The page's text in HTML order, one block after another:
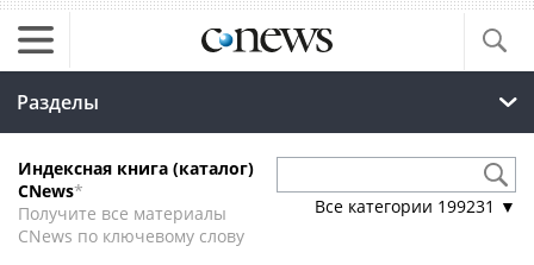
Разделы
Индексная книга (каталог)
CNews*
Получите все материалы
CNews по ключевому слову
Все категории 199231 ▼